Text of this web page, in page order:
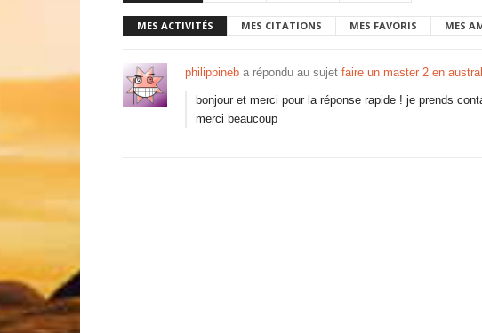
MES ACTIVITÉS MES CITATIONS MES FAVORIS MES
philippineb a répondu au sujet faire un master 2 en
bonjour et merci pour la réponse rapide ! je prends
merci beaucoup